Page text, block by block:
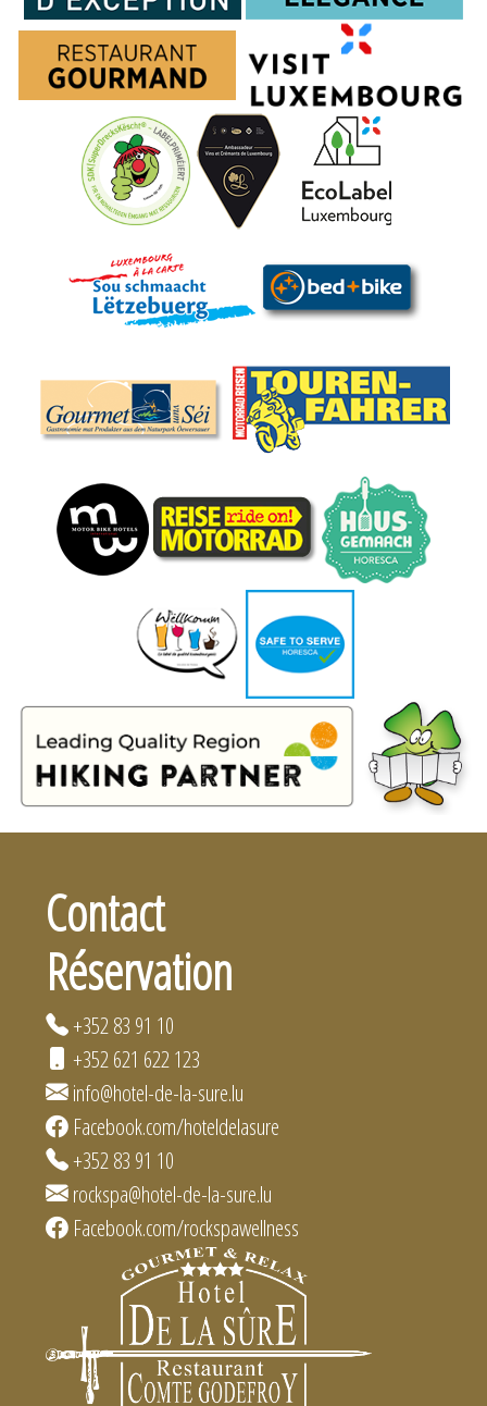
Contact
Réservation
+352 83 91 10
+352 621 622 123
info@hotel-de-la-sure.lu
Facebook.com/hoteldelasure
+352 83 91 10
rockspa@hotel-de-la-sure.lu
Facebook.com/rockspawellness